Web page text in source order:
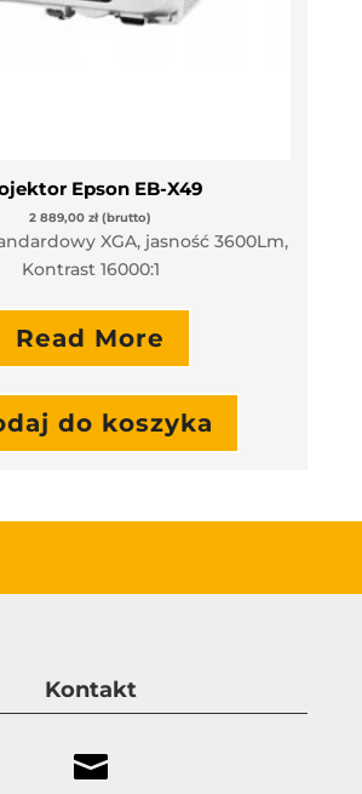
Epson EB-X49
2 889,00zł (brutto)
XGA, jasność 3600Lm,
Kontrast 16000:1
Read More
do koszyka
Kontakt
